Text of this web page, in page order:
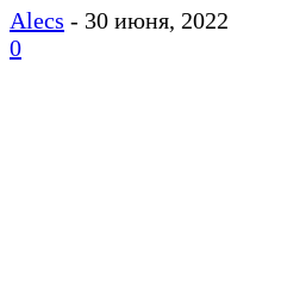
Alecs - 30 июня, 2022
0